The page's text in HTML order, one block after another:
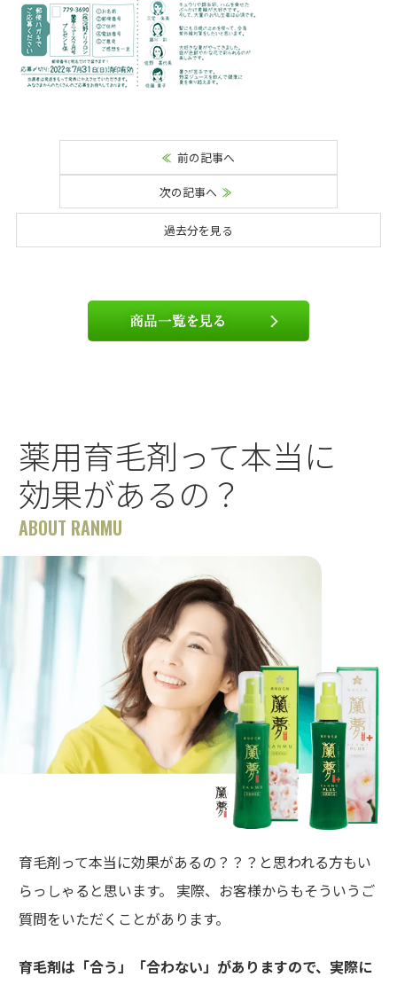
前の記事へ
次の記事へ
過去分を見る
薬用育毛剤って本当に
効果があるの？
ABOUT RANMU
育毛剤って本当に効果があるの？？？と思われる方もい
らっしゃると思います。 実際、お客様からもそういうご
質問をいただくことがあります。
育毛剤は「合う」「合わない」がありますので、実際に